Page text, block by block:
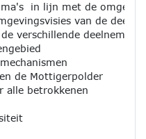
in lijn met de
van de
verschillende
de Mottigerpolder
alle betrokkenen